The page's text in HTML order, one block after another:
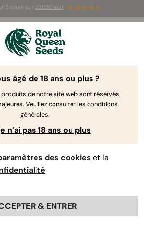
5 basé sur 58690 avis
jusqu'à -50 % sur
LES ACHETER
The RQS Blog
Lifestyle
âgé de 18 ans ou plus ?
produits de notre site web sont réservés
Veuillez consulter les conditions
générales.
n’ai pas 18 ans ou plus
des cookies et la
& ENTRER